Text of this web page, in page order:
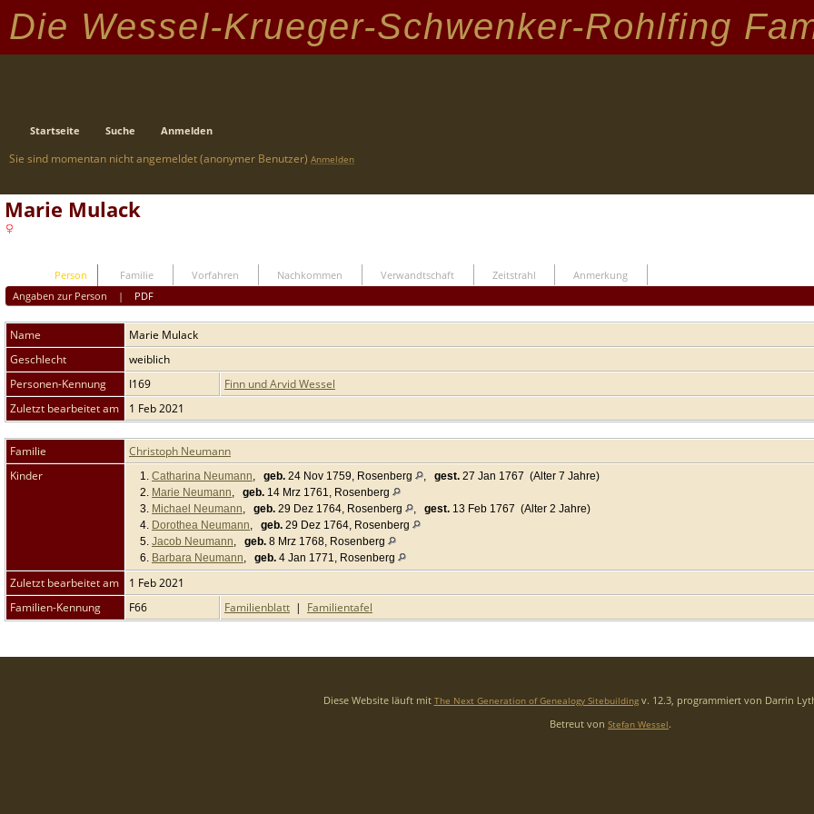
Die Wessel-Krueger-Schwenker-Rohlfing
Startseite Suche Anmelden
Sie sind momentan nicht angemeldet (anonymer Benutzer) Anmelden
Marie Mulack
Person Familie Vorfahren Nachkommen Verwandtschaft Zeitstrahl
Anmerkung
Angaben zur Person | PDF
Name Marie Mulack
Geschlecht
weiblich
Personen-Kennung
I169
Finn und Arvid Wessel
Zuletzt bearbeitet am
1 Feb 2021
Familie
Christoph Neumann
Kinder
1. Catharina Neumann, geb. 24 Nov 1759, Rosenberg , gest. 27 Jan 1767 (Alter 7 Jahre)
2. Marie Neumann, geb. 14 Mrz 1761, Rosenberg
3. Michael Neumann, geb. 29 Dez 1764, Rosenberg , gest. 13 Feb 1767 (Alter 2 Jahre)
4. Dorothea Neumann, geb. 29 Dez 1764, Rosenberg
5. Jacob Neumann, geb. 8 Mrz 1768, Rosenberg
6. Barbara Neumann, geb. 4 Jan 1771, Rosenberg
Zuletzt bearbeitet am
1 Feb 2021
Familien-Kennung
F66 Familienblatt | Familientafel
Diese Website läuft mit The Next Generation of Genealogy Sitebuildingv. 12.3, programmiert von Darrin
Betreut von Stefan Wessel.